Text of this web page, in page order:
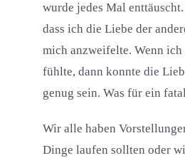
wurde jedes Mal
dass ich die Liebe der
mich anzweifelte. Wenn
fühlte, dann konnte die
genug sein. Was für ein
Wir alle haben
Dinge laufen sollten oder